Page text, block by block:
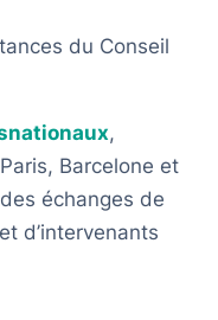
du Conseil
,
Barcelone et
échanges de
d’intervenants